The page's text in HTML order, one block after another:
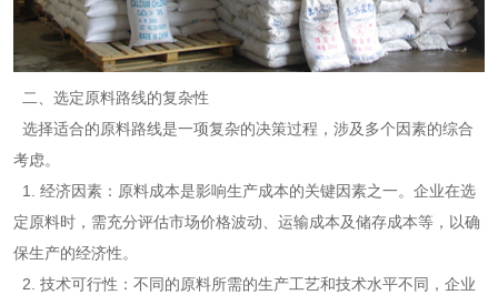
二、选定原料路线的复杂性
选择适合的原料路线是一项复杂的决策过程，涉及多个因素的综合
考虑。
1. 经济因素：原料成本是影响生产成本的关键因素之一。企业在选
定原料时，需充分评估市场价格波动、运输成本及储存成本等，以确
保生产的经济性。
2. 技术可行性：不同的原料所需的生产工艺和技术水平不同，企业